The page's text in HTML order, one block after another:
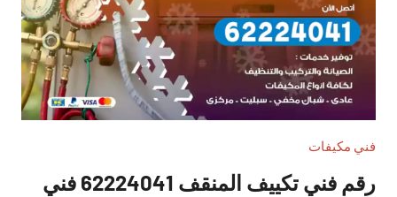
فني مكيفات
رقم فني تكييف المنقف 62224041 فني